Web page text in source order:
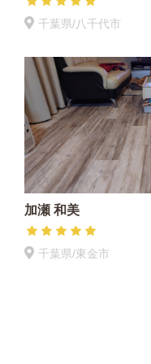
千葉県/八千代市
加瀬 和美
千葉県/東金市